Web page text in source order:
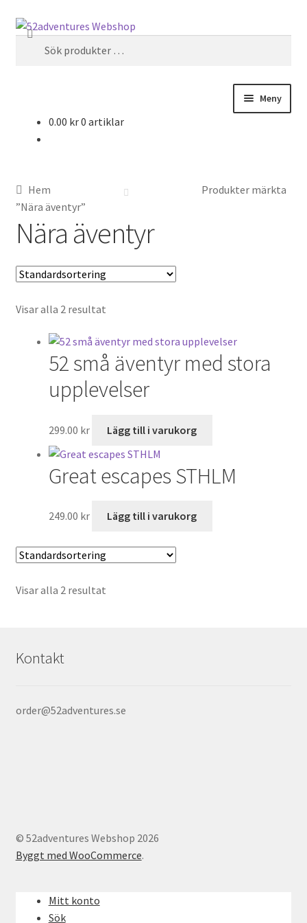
Hoppa
till
navigering
Hoppa
till
Sök
Sök
Meny
Mitt konto
Om oss
Produkter
Till kassan
0.00 kr0 artiklar
Hem
Produkter märkta
”Nära äventyr”
Nära äventyr
Visar alla 2 resultat
52 små äventyr med stora
upplevelser
299.00 kr Lägg till i varukorg
Great escapes STHLM
249.00 kr Lägg till i varukorg
Visar alla 2 resultat
Kontakt
order@52adventures.se
© 52adventures Webshop 2026
Byggt med WooCommerce.
Mitt konto
Sök